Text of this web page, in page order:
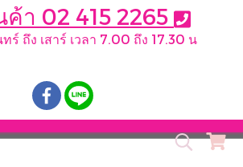
า 02 415 2265
ร์ ถึง เสาร์ เวลา 7.00 ถึง 17.30 น